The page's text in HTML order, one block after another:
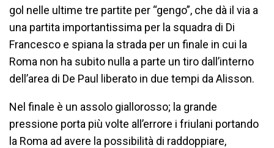
gol nelle ultime tre partite per “gengo”, che dà il via a
una partita importantissima per la squadra di Di
Francesco e spiana la strada per un finale in cui la
Roma non ha subito nulla a parte un tiro dall’interno
dell’area di De Paul liberato in due tempi da Alisson.
Nel finale è un assolo giallorosso; la grande
pressione porta più volte all’errore i friulani portando
la Roma ad avere la possibilità di raddoppiare,